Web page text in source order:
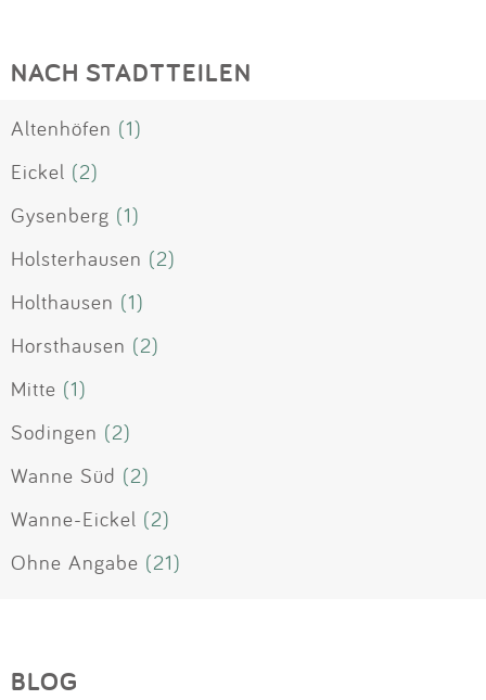
NACH STADTTEILEN
Altenhöfen (1)
Eickel (2)
Gysenberg (1)
Holsterhausen (2)
Holthausen (1)
Horsthausen (2)
Mitte (1)
Sodingen (2)
Wanne Süd (2)
Wanne-Eickel (2)
Ohne Angabe (21)
BLOG